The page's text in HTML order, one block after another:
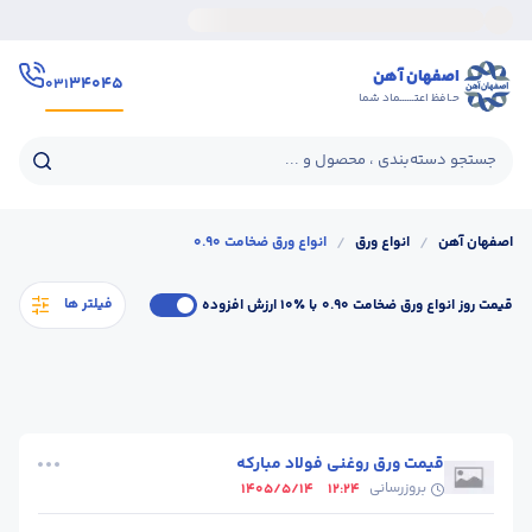
اصفهان آهن
حـافظ اعتــــــماد شما
۳۴۰۴۵۰۳۱
جستجو دسته‌بندی ، محصول و ...
اصفهان آهن / انواع ورق / انواع ورق ضخامت 0.90
فیلتر ها قیمت روز انواع ورق ضخامت 0.90 با ٪۱۰ ارزش افزوده
قیمت ورق روغنی فولاد مبارکه
بروزرسانی 12:24
1405/5/14